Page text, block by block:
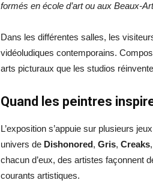
formés en école d’art ou aux Beaux-
Dans les différentes salles, les
vidéoludiques contemporains.
arts picturaux que les studios
Quand les peintres
L’exposition s’appuie sur plusieurs
univers de Dishonored, Gris, Creaks,
chacun d’eux, des artistes façonnent
courants artistiques.